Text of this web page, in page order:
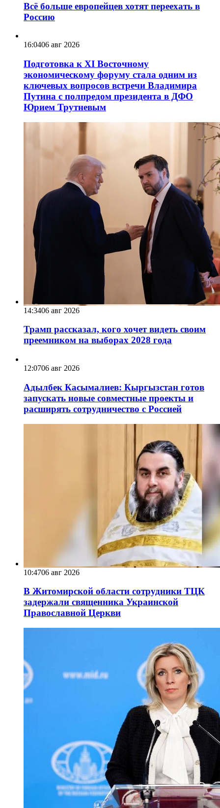
Всё больше европейцев хотят переехать в
Россию
16:0406 авг 2026
Подготовка к XI Восточному
экономическому форуму стала одним из
ключевых вопросов встречи Владимира
Путина с полпредом президента в ДФО
Юрием Трутневым
14:3406 авг 2026
Трамп рассказал, кого хочет видеть своим
преемником на выборах 2028 года
12:0706 авг 2026
Адылбек Касымалиев: Кыргызстан готов
запускать новые совместные проекты и
расширять сотрудничество с Россией
10:4706 авг 2026
В Житомирской области сотрудники ТЦК
задержали священника Украинской
Православной Церкви